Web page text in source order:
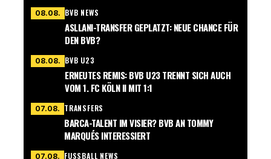
08.08. BVB NEWS
ASLLANI-TRANSFER GEPLATZT: NEUE CHANCE FÜR
DEN BVB?
08.08. BVB U23
ERNEUTES REMIS: BVB U23 TRENNT SICH AUCH
VOM 1. FC KÖLN II MIT 1:1
07.08. TRANSFERS
BARCA-TALENT IM VISIER? BVB AN TOMMY
MARQUÉS INTERESSIERT
07.08. FUSSBALL NEWS